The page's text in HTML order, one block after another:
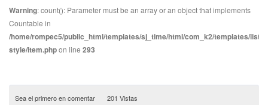
Warning: count(): Parameter must be an array or an object that implements
Countable in
/home/rompec5/public_html/templates/sj_time/html/com_k2/templates/
style/item.phpon line 293
Sea el primero en comentar 201 Vistas